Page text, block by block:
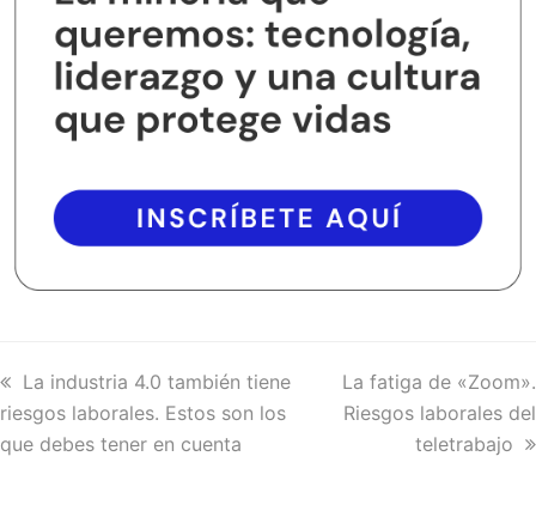
previous
post:
La industria 4.0 también tiene
riesgos laborales. Estos son los
que debes tener en cuenta
next
post:
La fatiga de «Zoom».
Riesgos laborales del
teletrabajo